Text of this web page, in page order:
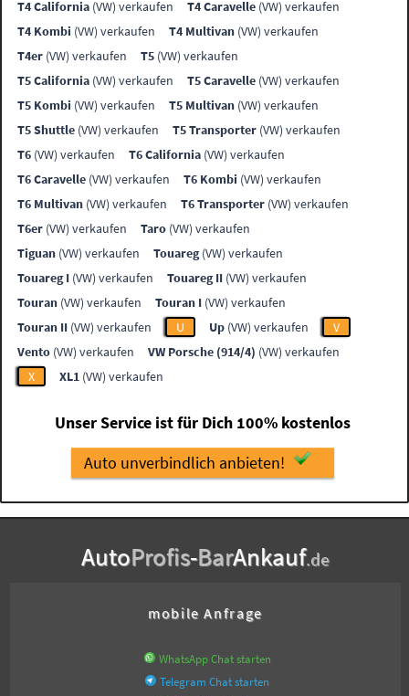
T4 California (VW) verkaufen T4 Caravelle (VW) verkaufen
T4 Kombi (VW) verkaufen T4 Multivan (VW) verkaufen
T4er (VW) verkaufen T5 (VW) verkaufen
T5 California (VW) verkaufen T5 Caravelle (VW) verkaufen
T5 Kombi (VW) verkaufen T5 Multivan (VW) verkaufen
T5 Shuttle (VW) verkaufen T5 Transporter (VW) verkaufen
T6 (VW) verkaufen T6 California (VW) verkaufen
T6 Caravelle (VW) verkaufen T6 Kombi (VW) verkaufen
T6 Multivan (VW) verkaufen T6 Transporter (VW) verkaufen
T6er (VW) verkaufen Taro (VW) verkaufen
Tiguan (VW) verkaufen Touareg(VW) verkaufen
Touareg I (VW) verkaufen Touareg II (VW) verkaufen
Touran (VW) verkaufen Touran I (VW) verkaufen
Touran II (VW) verkaufen U Up (VW) verkaufen
V
Vento (VW) verkaufen VW Porsche (914/4) (VW) verkaufen
X
XL1 (VW) verkaufen
Unser Service ist für Dich 100% kostenlos
Auto unverbindlich anbieten!
AutoProfis-BarAnkauf.de
mobile Anfrage
WhatsApp Chat starten
Telegram Chat starten